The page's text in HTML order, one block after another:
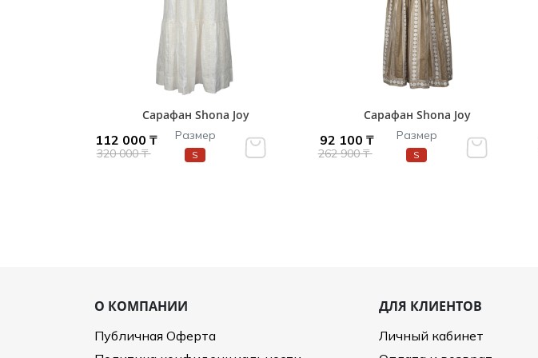
Сарафан Shona Joy
112 000 ₸
320 000 ₸
Размер
S
Сарафан Shona Joy
92 100 ₸
262 900 ₸
Размер
S
О КОМПАНИИ
Публичная Оферта
ДЛЯ КЛИЕНТОВ
Личный кабинет